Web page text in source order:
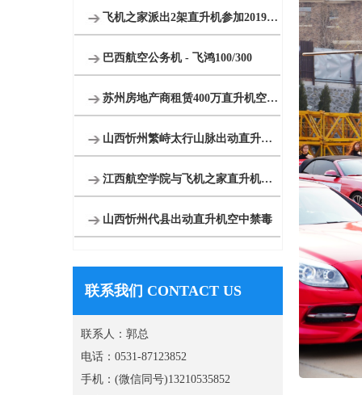
飞机之家派出2架直升机参加2019沈阳法库航展
巴西航空公务机 - 飞鸿100/300
苏州房地产商租赁400万直升机空中看房
山西忻州繁峙太行山脉出动直升机禁毒
江西航空学院与飞机之家直升机出租合作参加人社部第44届世界技能大赛
山西忻州代县出动直升机空中禁毒
联系我们 CONTACT US
联系人：郭总
电话：0531-87123852
手机：(微信同号)13210535852